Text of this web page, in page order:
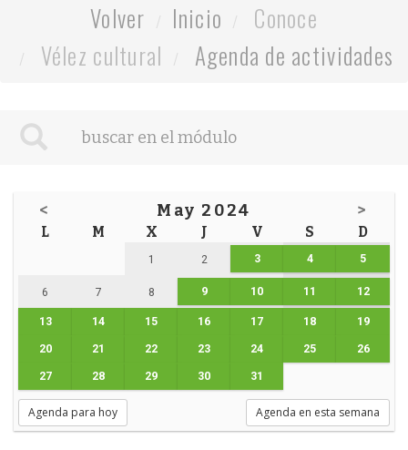
Volver Inicio
Conoce
Vélez cultural
Agenda de actividades
< May 2024 >
L M X J V S D
1 2 3 4 5
6 7 8 9 10 11 12
13 14 15 16 17 18 19
20 21 22 23 24 25 26
27 28 29 30 31
Agenda para hoy Agenda en esta semana